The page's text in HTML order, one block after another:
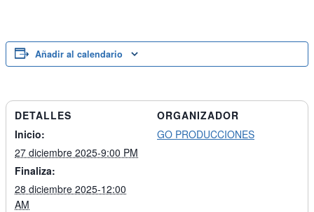
Añadir al calendario
DETALLES
Inicio:
27 diciembre 2025-9:00 PM
Finaliza:
28 diciembre 2025-12:00
AM
ORGANIZADOR
GO PRODUCCIONES